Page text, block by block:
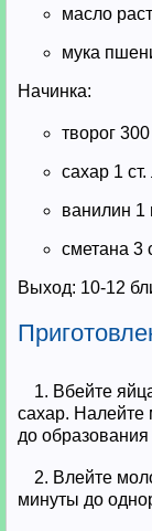
масло
мука
Начинка:
творог 300
сахар 1 ст.
ванилин 1
сметана 3
Выход: 10-12
1. Вбейте
сахар. Налейте
до
2. Влейте
минуты до